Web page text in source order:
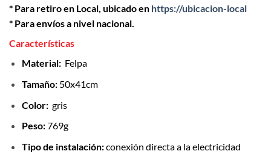
* Para retiro en Local, ubicado en https://ubicacion-local
* Para envíos a nivel nacional.
Características
Material: Felpa
Tamaño: 50x41cm
Color: gris
Peso:769g
Tipo de instalación:conexión directa a la electricidad